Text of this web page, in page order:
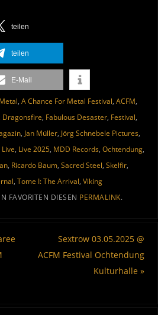
teilen
teilen
E-Mail
, A Chance For Metal Festival, ACFM,
Dragonsfire, Fabulous Desaster, Festival,
, Jan Müller, Jörg Schnebele Pictures,
Live, Live 2025, MDD Records, Ochtendung,
, Ricardo Baum, Sacred Steel, Skelfir,
, Tome I: The Arrival, Viking
FAVORITEN DIESEN PERMALINK.
Sextrow 03.05.2025 @
ACFM Festival Ochtendung
Kulturhalle»